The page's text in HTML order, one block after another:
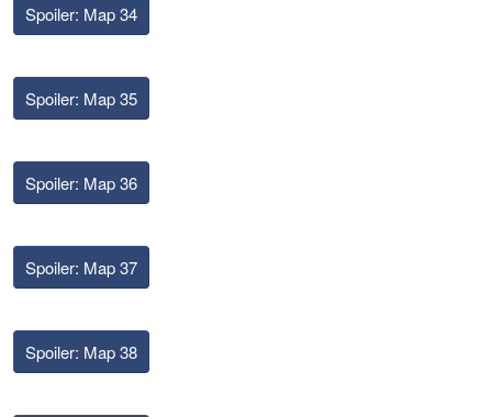
Spoiler: Map 34
Spoiler: Map 35
Spoiler: Map 36
Spoiler: Map 37
Spoiler: Map 38